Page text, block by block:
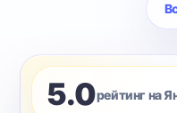
5.0рейтинг на